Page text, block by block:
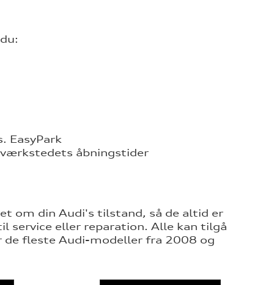
EasyPark
åbningstider
om din Audi's tilstand, så de altid er
eller reparation. Alle kan tilgå
fleste Audi-modeller fra 2008 og